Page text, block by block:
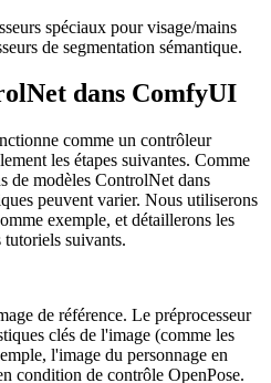
spéciaux pour visage/mains
de segmentation sémantique.
dans ComfyUI
comme un contrôleur
les étapes suivantes. Comme
de modèles ControlNet dans
peuvent varier. Nous utiliserons
exemple, et détaillerons les
suivants.
de référence. Le préprocesseur
clés de l'image (comme les
l'image du personnage en
condition de contrôle OpenPose.